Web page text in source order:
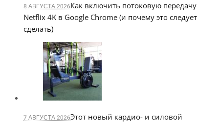
8 АВГУСТА 2026Как включить потоковую передачу
Netflix 4K в Google Chrome (и почему это следует
сделать)
7 АВГУСТА 2026Этот новый кардио- и силовой